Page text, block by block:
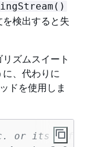
検出すると失
ズムスイート
、代わりに
ドを使用しま
or its